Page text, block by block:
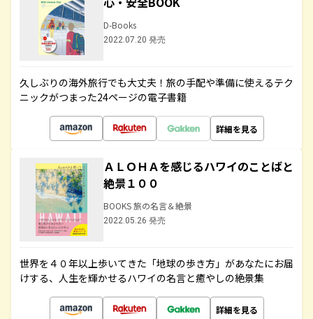
D-Books
2022.07.20 発売
久しぶりの海外旅行でも大丈夫！旅の手配や準備に使えるテク
ニックがつまった24ページの電子書籍
詳細を見る
ＡＬＯＨＡを感じるハワイのことばと
絶景１００
BOOKS 旅の名言＆絶景
2022.05.26 発売
世界を４０年以上歩いてきた「地球の歩き方」があなたにお届
けする、人生を輝かせるハワイの名言と癒やしの絶景集
詳細を見る